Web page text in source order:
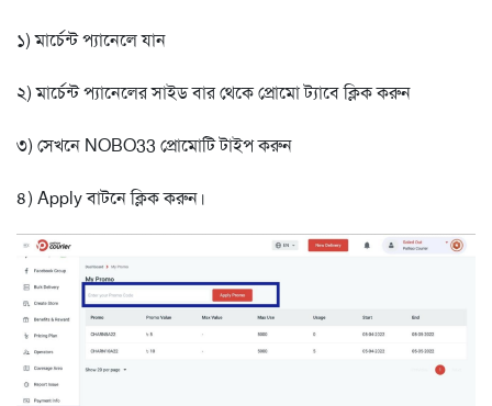
১) মার্চেন্ট প্যানেলে যান
২) মার্চেন্ট প্যানেলের সাইড বার থেকে প্রোমো ট্যাবে ক্লিক করুন
৩) সেখনে NOBO33 প্রোমোটি টাইপ করুন
৪) Apply বাটনে ক্লিক করুন।